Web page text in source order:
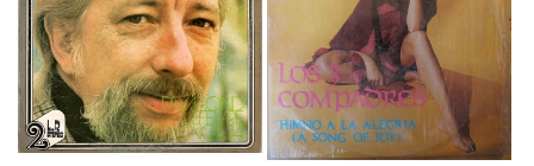
t
i
o